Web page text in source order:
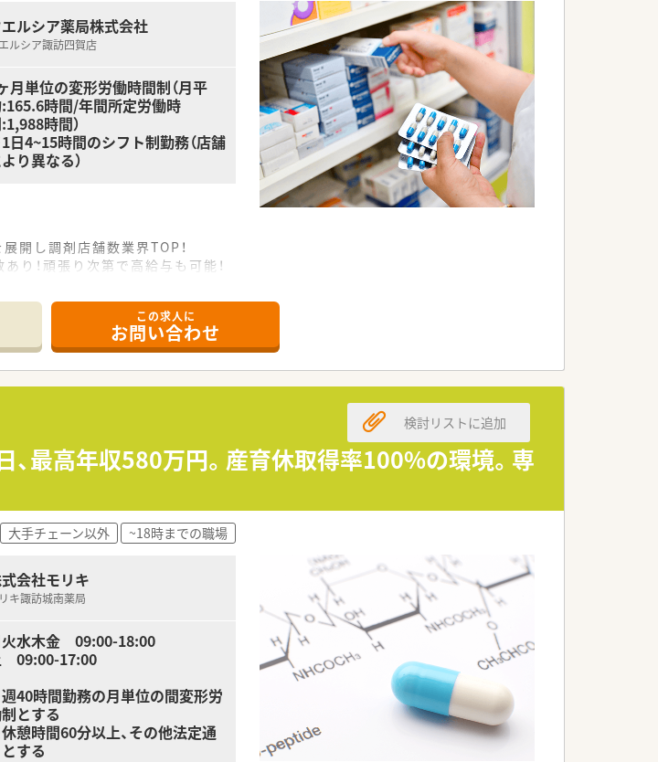
ルシア薬局株式会社
ルシア諏訪四賀店
月単位の変形労働時間制（月平
時間/年間所定労働時
時間）
日4~15時間のシフト制勤務（店舗
り異なる）
開し調剤店舗数業界TOP！
！頑張り次第で高給与も可能！
た研修を用意されています
多種多様に用意されています。
メントのポジションも増えます。
ことも可能です。
動領域は多種多様です。
と関わる事ができます。
で時短勤務ができるよう変更予定です。
トもたくさんあります！
この求人に
お問い合わせ
、最高年収580万円。産育休取得率100%の環境。専
検討リストに追加
大手チェーン以外 ~18時までの職場
会社モリキ
キ諏訪城南薬局
火水木金 09:00-18:00
09:00-17:00
40時間勤務の月単位の間変形労
とする
憩時間60分以上、その他法定通
する